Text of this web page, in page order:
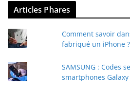
Articles Phares
Comment savoir
fabriqué un iPhone ?
SAMSUNG : Codes
smartphones Galaxy